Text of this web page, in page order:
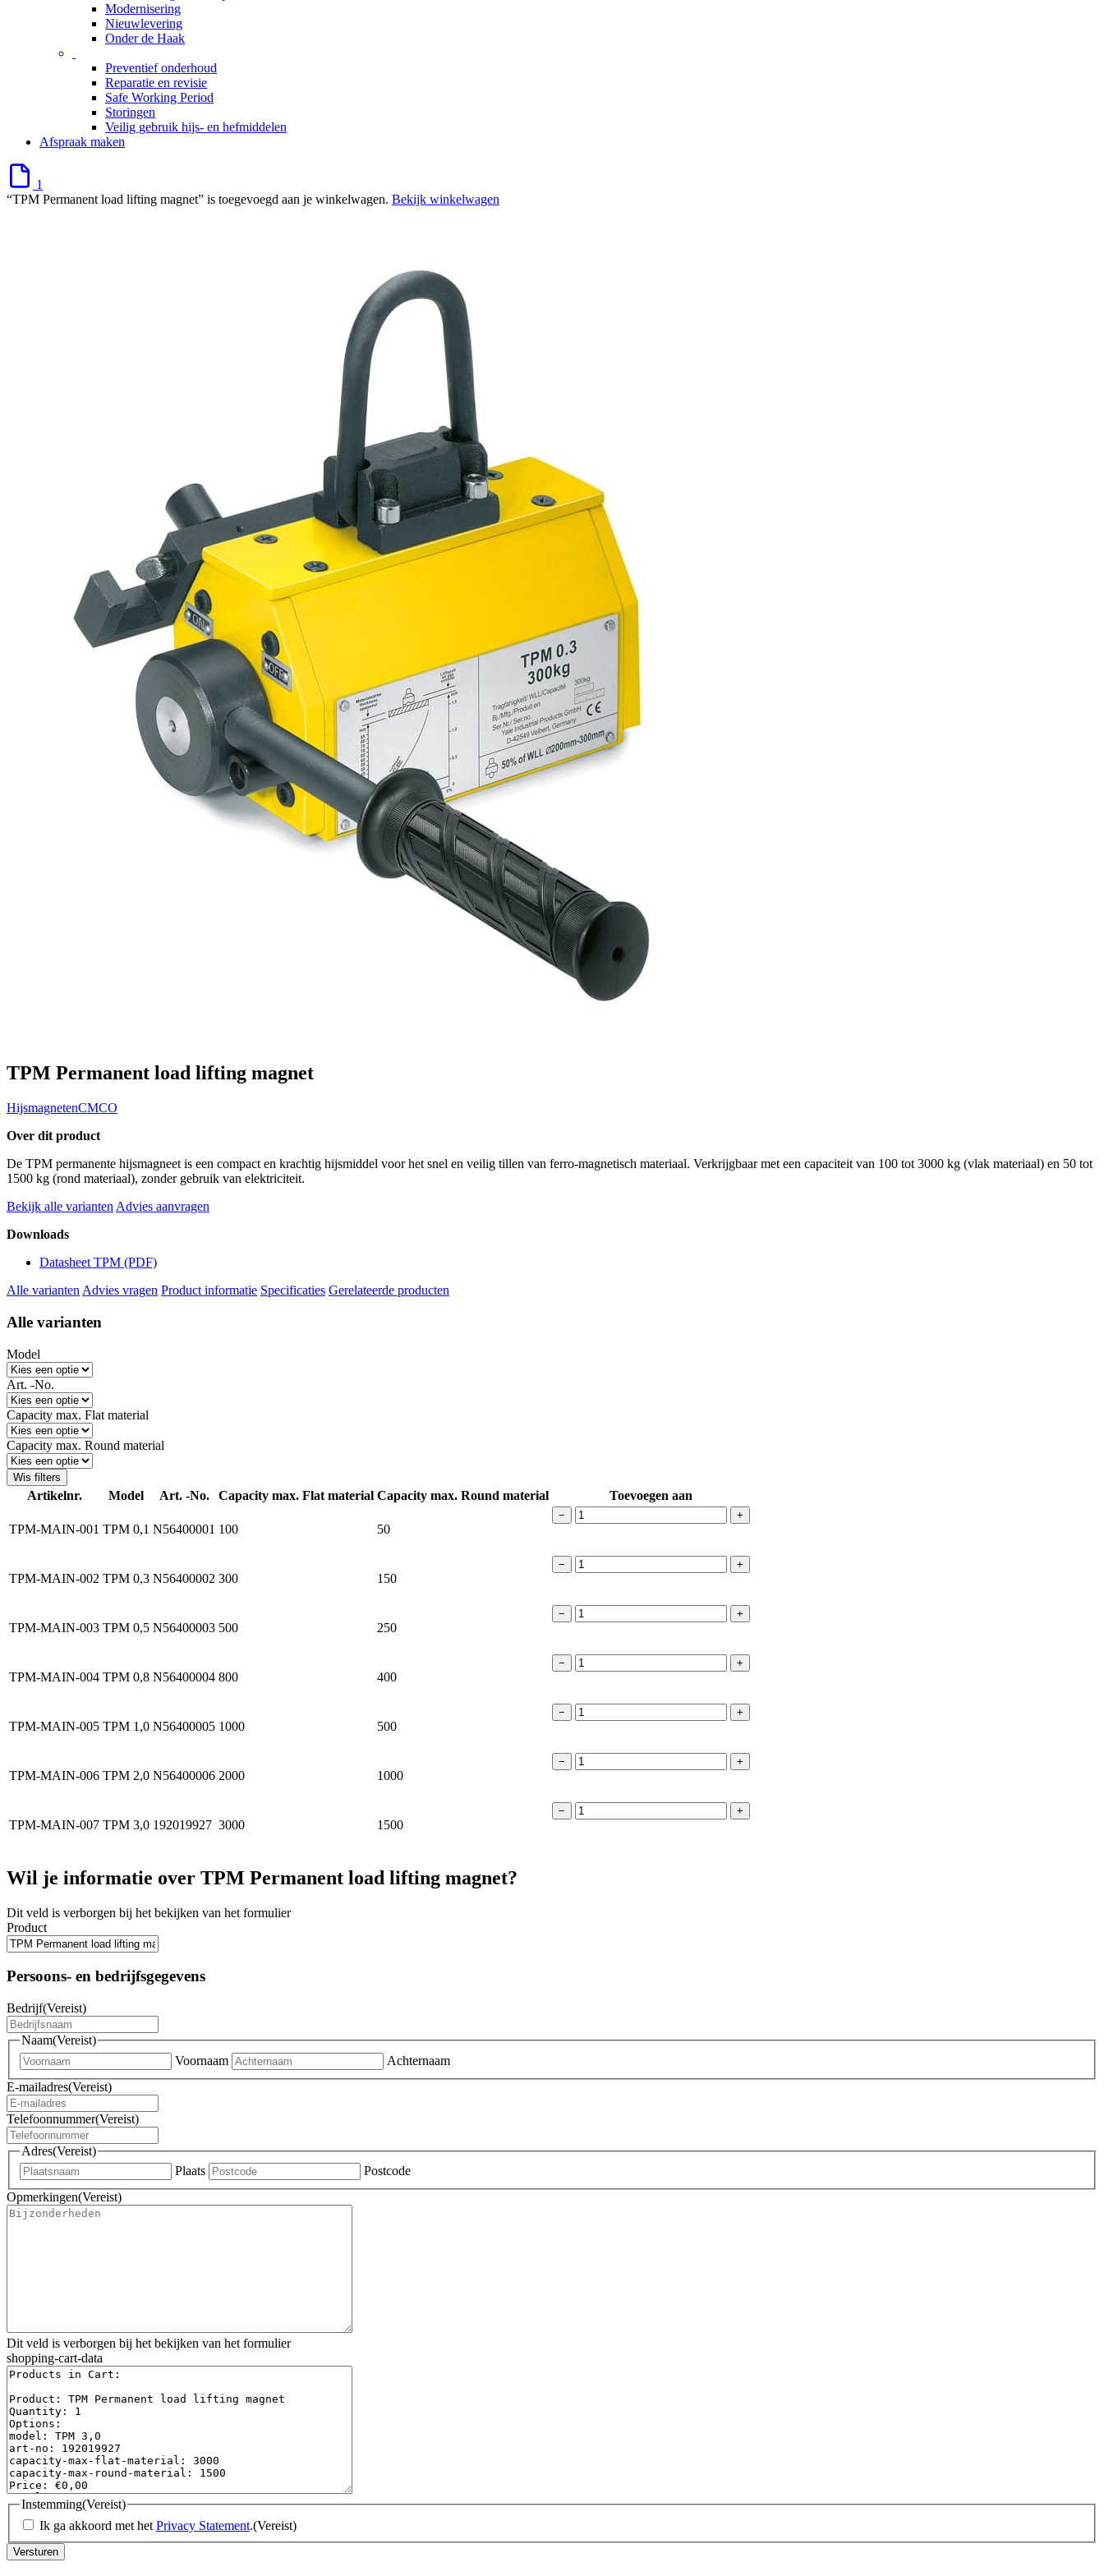
Modernisering
Nieuwlevering
Onder de Haak
Preventief onderhoud
Reparatie en revisie
Safe Working Period
Storingen
Veilig gebruik hijs- en hefmiddelen
Afspraak maken
1
“TPM Permanent load lifting magnet” is toegevoegd aan je winkelwagen. Bekijk winkelwagen
TPM Permanent load lifting magnet
HijsmagnetenCMCO
Over dit product
De TPM permanente hijsmagneet is een compact en krachtig hijsmiddel voor het snel en veilig tillen van ferro-magnetisch materiaal. Verkrijgbaar met een capaciteit van 100 tot 3000 kg (vlak materiaal) en 50 tot
1500 kg (rond materiaal), zonder gebruik van elektriciteit.
Bekijk alle varianten Advies aanvragen
Downloads
Datasheet TPM (PDF)
Alle varianten Advies vragen Product informatie Specificaties Gerelateerde producten
Alle varianten
Model
Art. -No.
Capacity max. Flat material
Capacity max. Round material
Wis filters
Artikelnr. Model Art. -No. Capacity max. Flat material Capacity max. Round material Toevoegen aan
TPM-MAIN-001 TPM 0,1 N56400001 100 50
− +
TPM-MAIN-002 TPM 0,3 N56400002 300 150
− +
TPM-MAIN-003 TPM 0,5 N56400003 500 250
− +
TPM-MAIN-004 TPM 0,8 N56400004 800 400
− +
TPM-MAIN-005 TPM 1,0 N56400005 1000 500
− +
TPM-MAIN-006 TPM 2,0 N56400006 2000 1000
− +
TPM-MAIN-007 TPM 3,0 192019927 3000 1500
− +
Wil je informatie over TPM Permanent load lifting magnet?
Dit veld is verborgen bij het bekijken van het formulier
Product
Persoons- en bedrijfsgegevens
Bedrijf(Vereist)
Naam(Vereist)
Voornaam
Achternaam
E-mailadres(Vereist)
Telefoonnummer(Vereist)
Adres(Vereist)
Plaats
Postcode
Opmerkingen(Vereist)
Dit veld is verborgen bij het bekijken van het formulier
shopping-cart-data
Instemming(Vereist)
Ik ga akkoord met het Privacy Statement.(Vereist)